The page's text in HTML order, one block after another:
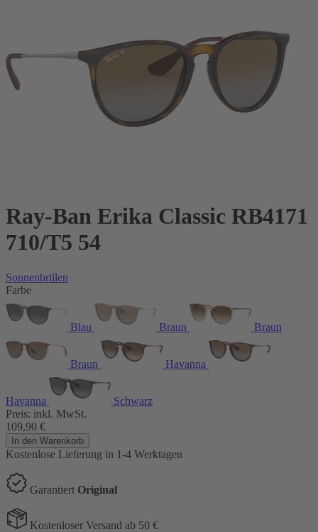
Ray-Ban Erika Classic RB4171
710/T5 54
Sonnenbrillen
Farbe
Blau Braun Braun
Braun Havanna
Havanna
Schwarz
Preis: inkl. MwSt.
109,90 €
In den Warenkorb
Kostenlose Lieferung in 1-4 Werktagen
Garantiert Original
Kostenloser Versand ab 50 €